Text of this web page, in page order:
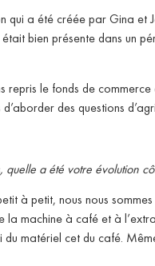
qui a été créée par Gina et
bien présente dans un
repris le fonds de
des questions
quelle a été votre évolution
à petit, nous nous
la machine à café et à
matériel cet du café.